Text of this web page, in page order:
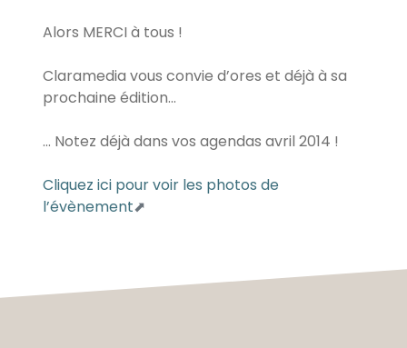
Alors MERCI à tous !
Claramedia vous convie d’ores et déjà à sa
prochaine édition...
... Notez déjà dans vos agendas avril 2014 !
Cliquez ici pour voir les photos de
l’évènement